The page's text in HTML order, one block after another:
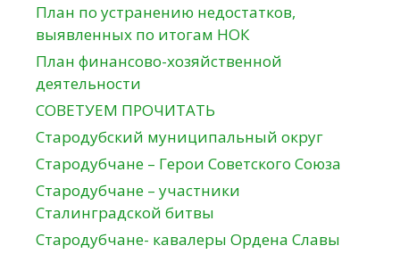
План по устранению недостатков,
выявленных по итогам НОК
План финансово-хозяйственной
деятельности
СОВЕТУЕМ ПРОЧИТАТЬ
Стародубский муниципальный округ
Стародубчане – Герои Советского Союза
Стародубчане – участники
Сталинградской битвы
Стародубчане- кавалеры Ордена Славы